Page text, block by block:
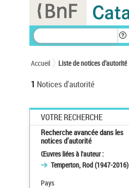
Accueil Liste de notices d’autorité
1 Notices d'autorité
VOTRE RECHERCHE
Recherche avancée dans les
notices d’autorité
Œuvres liées à l'auteur :
Temperton, Rod (1947-2016)
Pays
Panneau de gestion des cookies